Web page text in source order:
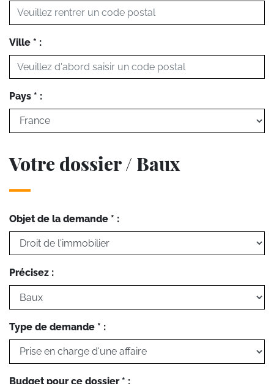
Ville * :
Pays * :
Votre dossier / Baux
Objet de la demande * :
Précisez :
Type de demande * :
Budget pour ce dossier * :